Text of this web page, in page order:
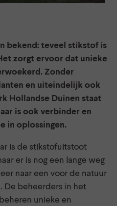
bekend: teveel stikstof is
zorgt ervoor dat unieke
Zonder
en uiteindelijk ook
Hollandse Duinen staat
is ook verbinder en
in oplossingen.
is de stikstofuitstoot
er is nog een lange weg
naar een voor de natuur
De beheerders in het
unieke en